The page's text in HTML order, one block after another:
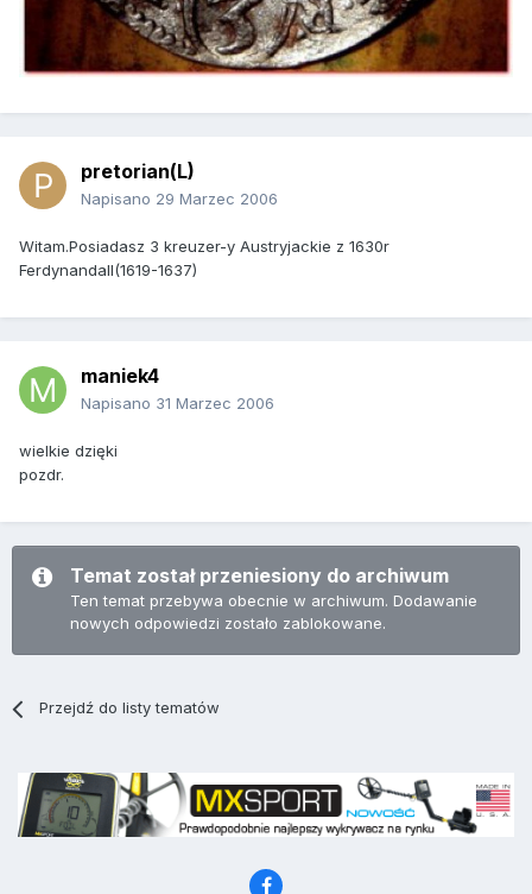
pretorian(L)
Napisano 29 Marzec 2006
Witam.Posiadasz 3 kreuzer-y Austryjackie z 1630r
FerdynandaII(1619-1637)
maniek4
Napisano 31 Marzec 2006
wielkie dzięki
pozdr.
Temat został przeniesiony do archiwum
Ten temat przebywa obecnie w archiwum. Dodawanie
nowych odpowiedzi zostało zablokowane.
Przejdź do listy tematów